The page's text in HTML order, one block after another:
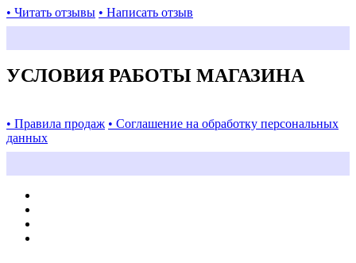
• Читать отзывы • Написать отзыв
УСЛОВИЯ РАБОТЫ МАГАЗИНА
• Правила продаж • Соглашение на обработку персональных
данных